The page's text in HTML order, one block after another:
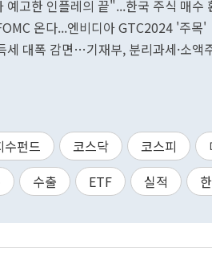
고한 인플레의 끝"...한국 주식 매수
온다...엔비디아 GTC2024 '주목'
세 대폭 감면…기재부, 분리과세·소액
수펀드 코스닥 코스피
수출 ETF 실적